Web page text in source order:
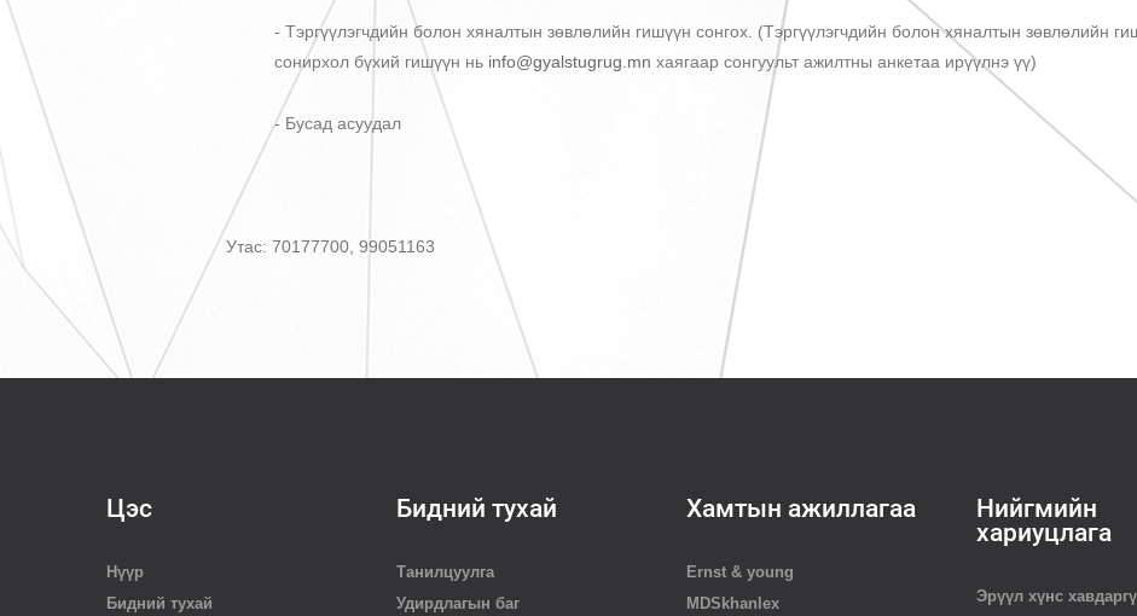
- Тэргүүлэгчдийн болон хяналтын зөвлөлийн гишүүн сонгох. (Тэргүүлэгчдийн болон хяналтын зөвлөлийн
сонирхол бүхий гишүүн нь info@gyalstugrug.mn хаягаар сонгуульт ажилтны анкетаа ирүүлнэ үү)
- Бусад асуудал
Утас: 70177700, 99051163
Цэс
Нүүр
Бидний тухай
Бидний тухай
Танилцуулга
Удирдлагын баг
Хамтын ажиллагаа
Ernst & young
MDSkhanlex
Нийгмийн
хариуцлага
Эрүүл хүнс